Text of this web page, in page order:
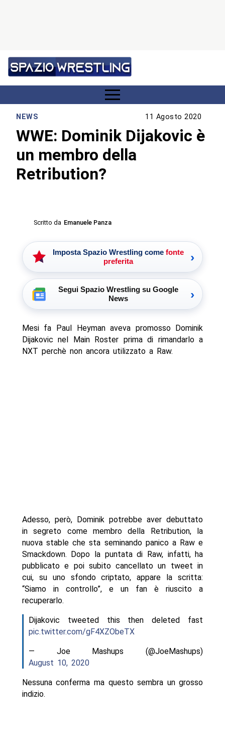
NEWS 11 Agosto 2020
WWE: Dominik Dijakovic è
un membro della
Retribution?
Scritto da Emanuele Panza
Imposta Spazio Wrestling come fonte
preferita
›
Segui Spazio Wrestling su Google
News
›
Mesi fa Paul Heyman aveva promosso Dominik
Dijakovic nel Main Roster prima di rimandarlo a
NXT perchè non ancora utilizzato a Raw.
Adesso, però, Dominik potrebbe aver debuttato
in segreto come membro della Retribution, la
nuova stable che sta seminando panico a Raw e
Smackdown. Dopo la puntata di Raw, infatti, ha
pubblicato e poi subito cancellato un tweet in
cui, su uno sfondo criptato, appare la scritta:
“Siamo in controllo”, e un fan è riuscito a
recuperarlo.
Dijakovic tweeted this then deleted fast
pic.twitter.com/gF4XZObeTX
— Joe Mashups (@JoeMashups)
August 10, 2020
Nessuna conferma ma questo sembra un grosso
indizio.